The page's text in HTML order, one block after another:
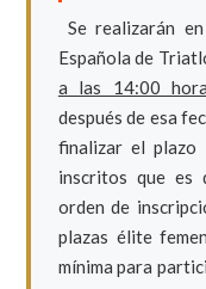
Se realizarán
Española de
a las 14:00
después de esa
finalizar el plazo
inscritos que es
orden de
plazas élite
mínima para